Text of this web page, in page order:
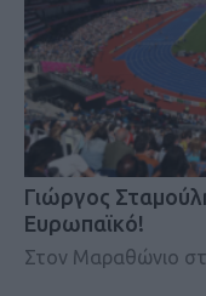
Γιώργος
Ευρωπαϊκό!
Στον Μαραθώνιο